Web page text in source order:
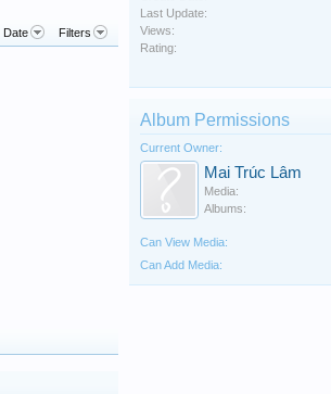
Date Filters
Last Update:
Views:
Rating:
Album Permissions
Current Owner:
Mai Trúc Lâm
Media:
Albums:
Can View Media:
Can Add Media: